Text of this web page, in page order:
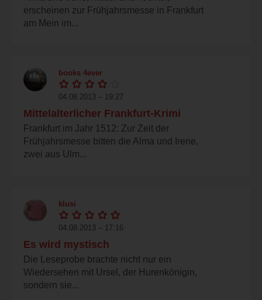
erscheinen zur Frühjahrsmesse in Frankfurt
am Mein im...
books 4ever
04.08.2013 – 19:27
Mittelalterlicher Frankfurt-Krimi
Frankfurt im Jahr 1512: Zur Zeit der
Frühjahrsmesse bitten die Alma und Irene,
zwei aus Ulm...
klusi
04.08.2013 – 17:16
Es wird mystisch
Die Leseprobe brachte nicht nur ein
Wiedersehen mit Ursel, der Hurenkönigin,
sondern sie...